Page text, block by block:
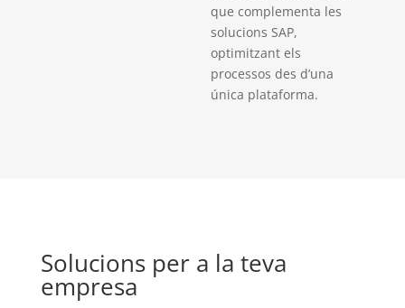
que complementa les
solucions SAP,
optimitzant els
processos des d’una
única plataforma.
Solucions per a la teva
empresa